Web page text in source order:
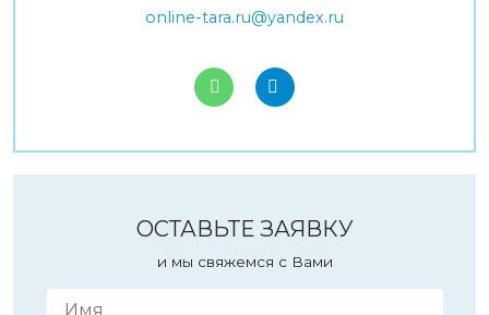
online-tara.ru@yandex.ru
ОСТАВЬТЕ ЗАЯВКУ
и мы свяжемся с Вами